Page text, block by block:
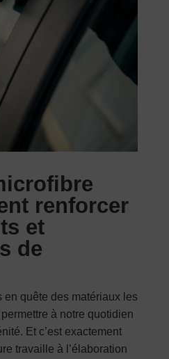
renforcer
et
de
en quête des matériaux les
à notre quotidien
Et c’est exactement
travaille à l’élaboration